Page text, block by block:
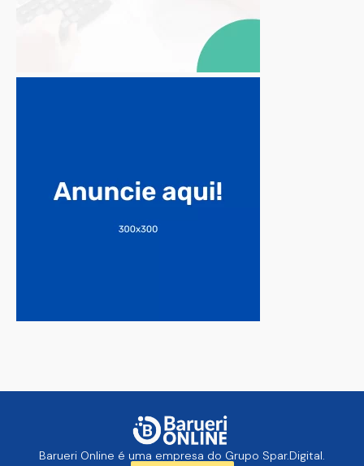
Barueri Online é uma empresa do Grupo Spar.Digital.